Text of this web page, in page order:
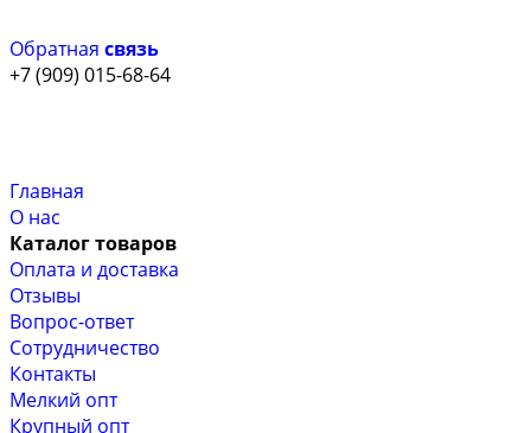
Обратная связь
+7 (909) 015-68-64
Главная
О нас
Каталог товаров
Оплата и доставка
Отзывы
Вопрос-ответ
Сотрудничество
Контакты
Мелкий опт
Крупный опт